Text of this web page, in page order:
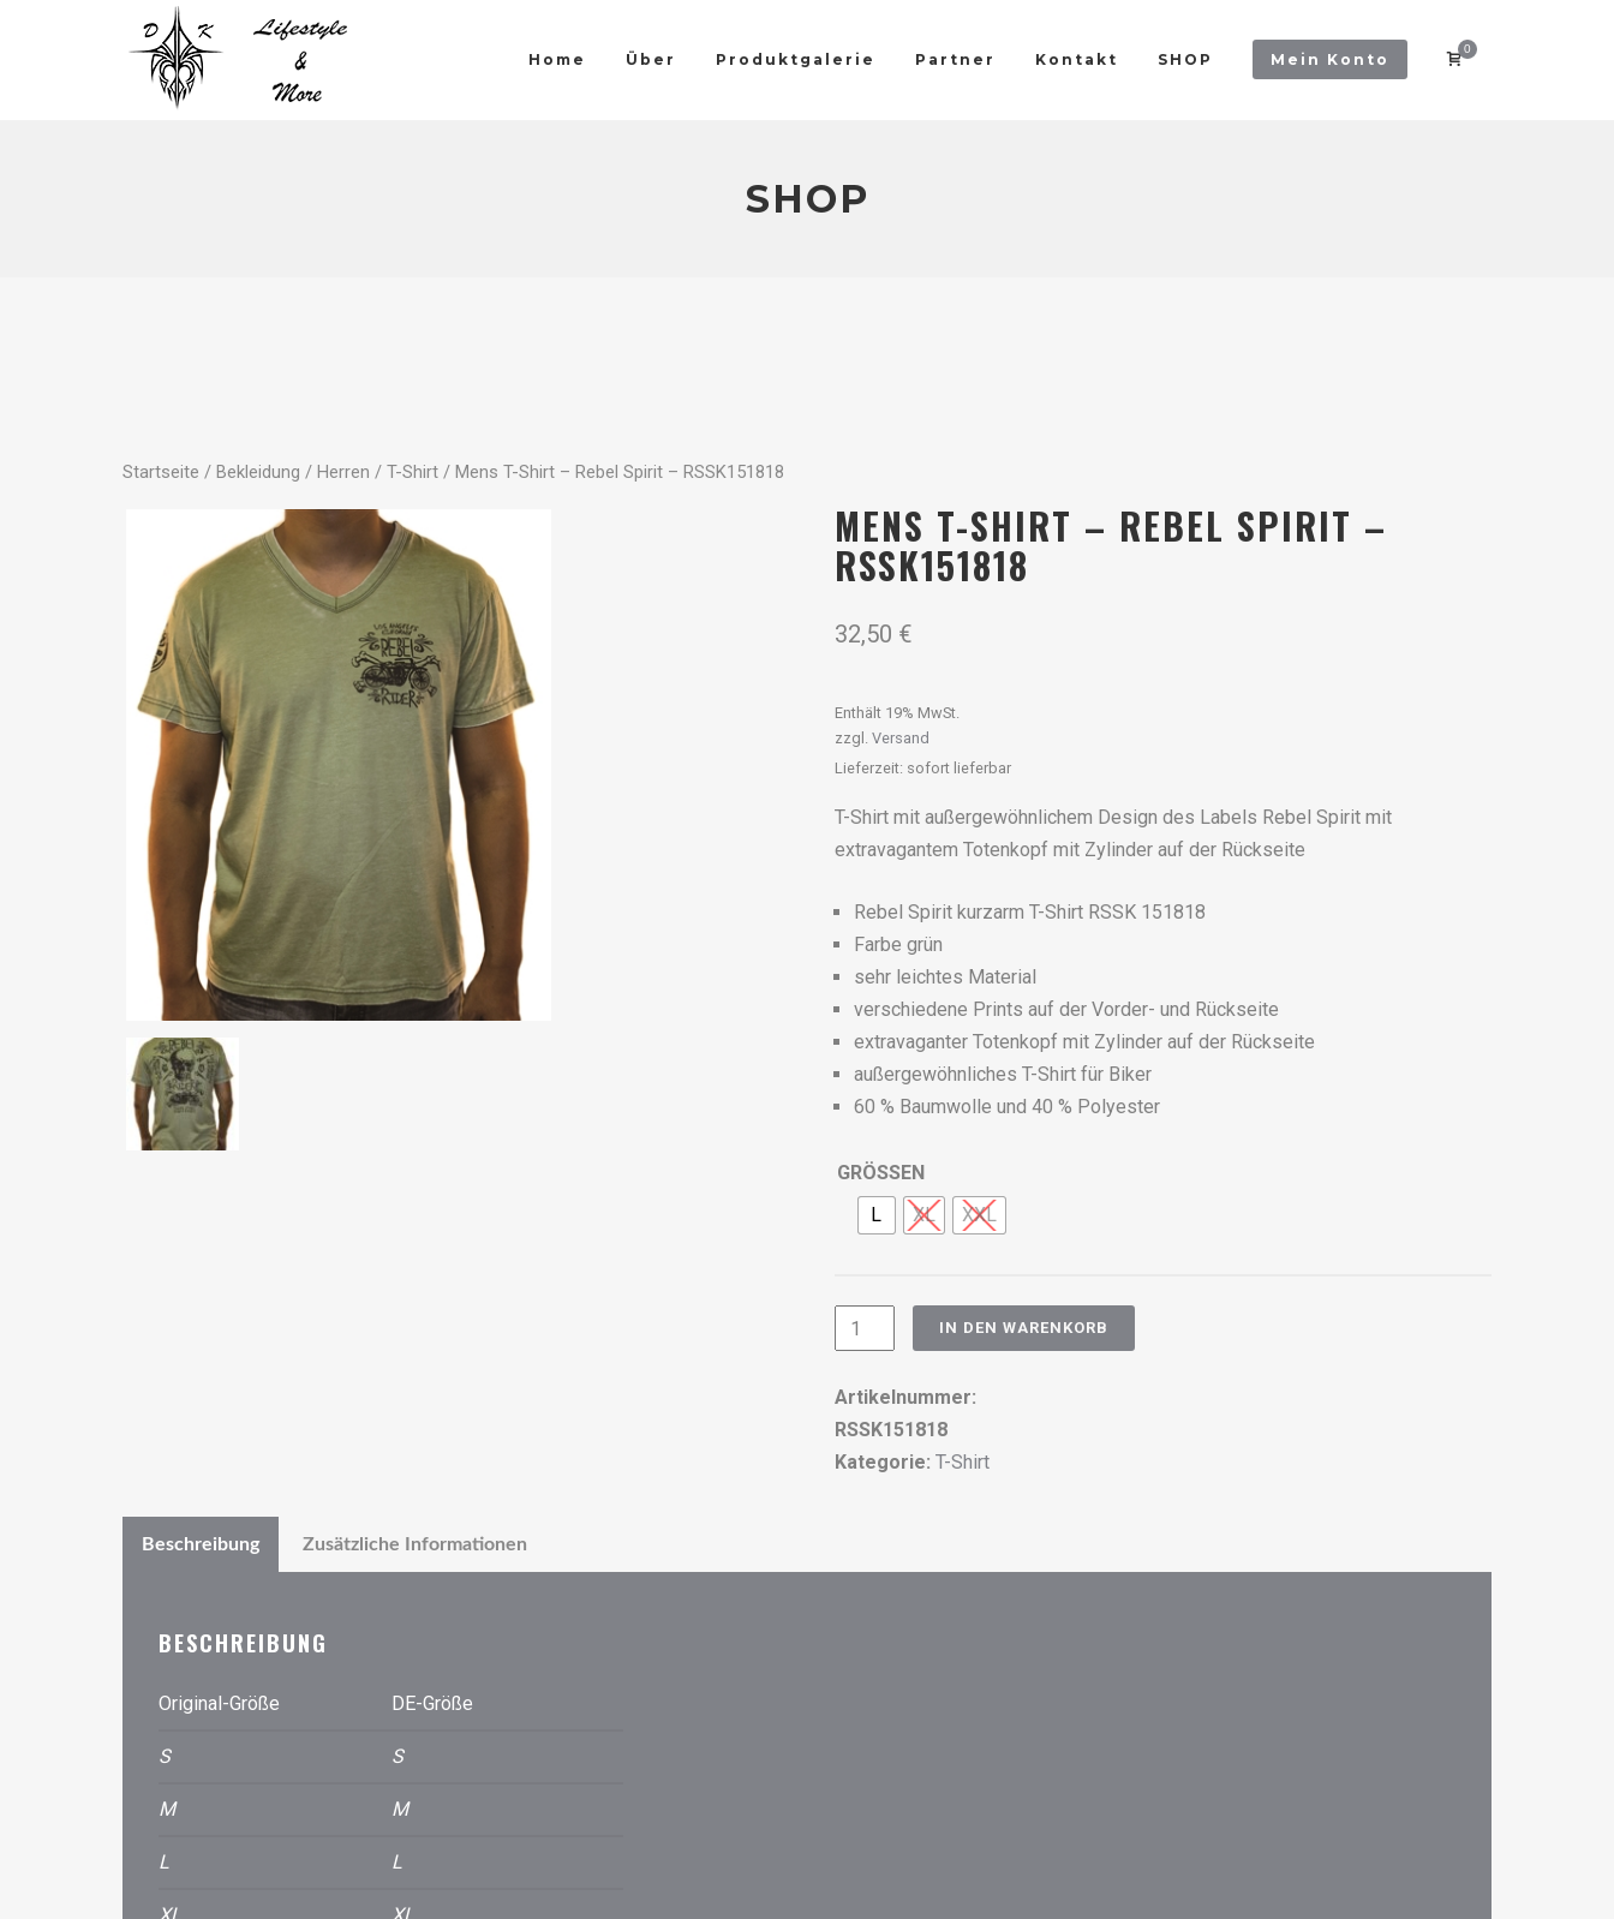
Home Über Produktgalerie Partner Kontakt SHOP Mein Konto
0
SHOP
Startseite / Bekleidung / Herren / T-Shirt / Mens T-Shirt – Rebel Spirit – RSSK151818
MENS T-SHIRT – REBEL SPIRIT –
RSSK151818
32,50 €
Enthält 19% MwSt.
zzgl. Versand
Lieferzeit: sofort lieferbar
T-Shirt mit außergewöhnlichem Design des Labels Rebel Spirit mit
extravagantem Totenkopf mit Zylinder auf der Rückseite
Rebel Spirit kurzarm T-Shirt RSSK 151818
Farbe grün
sehr leichtes Material
verschiedene Prints auf der Vorder- und Rückseite
extravaganter Totenkopf mit Zylinder auf der Rückseite
außergewöhnliches T-Shirt für Biker
60 % Baumwolle und 40 % Polyester
GRÖSSEN
L
XL XXL
Mens
T-
Shirt
-
Rebel
IN DEN WARENKORB
Artikelnummer:
RSSK151818
Kategorie: T-Shirt
Beschreibung Zusätzliche Informationen
BESCHREIBUNG
Original-Größe DE-Größe
S S
M M
L L